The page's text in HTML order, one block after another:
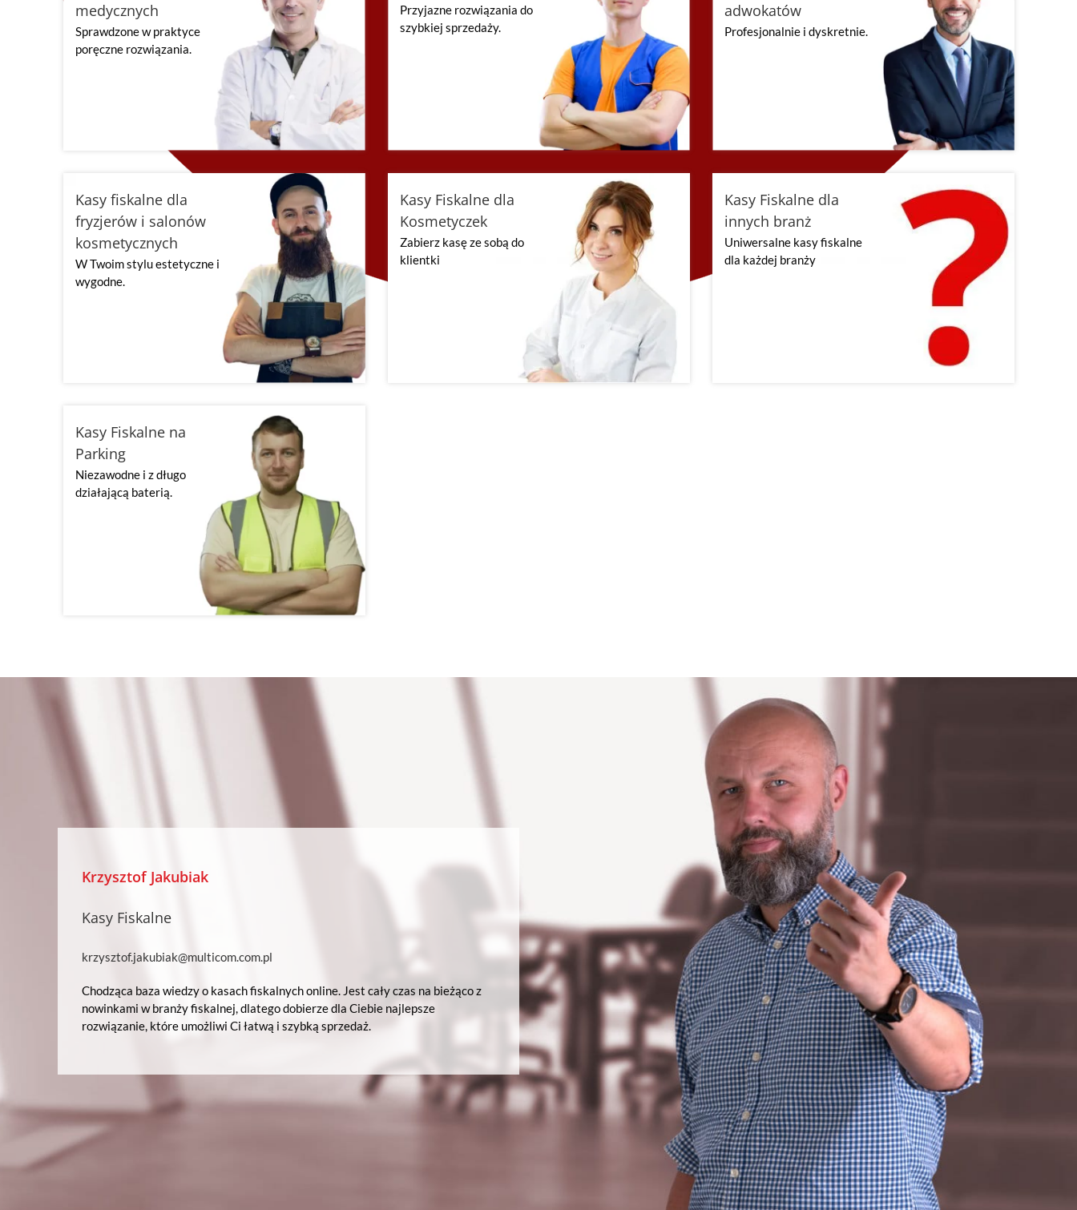
medycznych
Sprawdzone w praktyce
poręczne rozwiązania.
Przyjazne rozwiązania do
szybkiej sprzedaży.
adwokatów
Profesjonalnie i dyskretnie.
Kasy fiskalne dla
fryzjerów i salonów
kosmetycznych
W Twoim stylu estetyczne i
wygodne.
Kasy Fiskalne dla
Kosmetyczek
Zabierz kasę ze sobą do
klientki
Kasy Fiskalne dla
innych branż
Uniwersalne kasy fiskalne
dla każdej branży
Kasy Fiskalne na
Parking
Niezawodne i z długo
działającą baterią.
Krzysztof Jakubiak
Kasy Fiskalne
krzysztof.jakubiak@multicom.com.pl
Chodząca baza wiedzy o kasach fiskalnych online. Jest cały czas na bieżąco z
nowinkami w branży fiskalnej, dlatego dobierze dla Ciebie najlepsze
rozwiązanie, które umożliwi Ci łatwą i szybką sprzedaż.